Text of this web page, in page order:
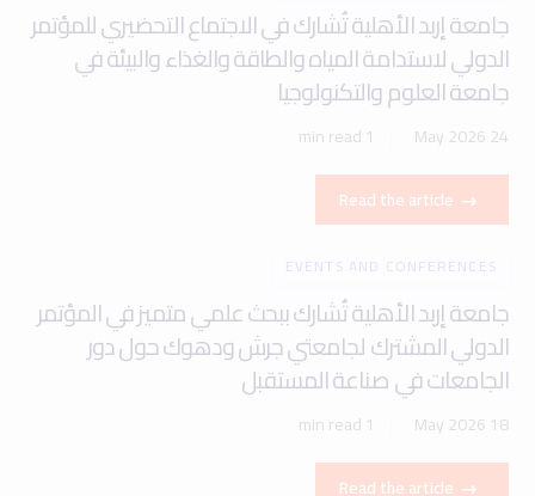
جامعة إربد الأهلية تُشارك في الاجتماع التحضيري للمؤتمر
الدولي لاستدامة المياه والطاقة والغذاء والبيئة في
جامعة العلوم والتكنولوجيا
24 May 2026
1 min read
Read the article
EVENTS AND CONFERENCES
جامعة إربد الأهلية تُشارك ببحث علمي متميز في المؤتمر
الدولي المشترك لجامعتي جرش ودهوك حول دور
الجامعات في صناعة المستقبل
18 May 2026
1 min read
Read the article